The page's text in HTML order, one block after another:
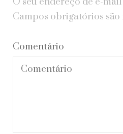
Campos obrigatórios
Comentário